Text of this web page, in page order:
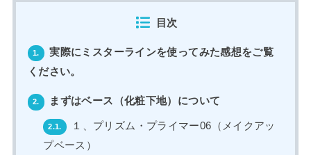
目次
1.
実際にミスターラインを使ってみた感想をご覧
ください。
2. まずはベース（化粧下地）について
2.1.
１、プリズム・プライマー06（メイクアッ
プベース）